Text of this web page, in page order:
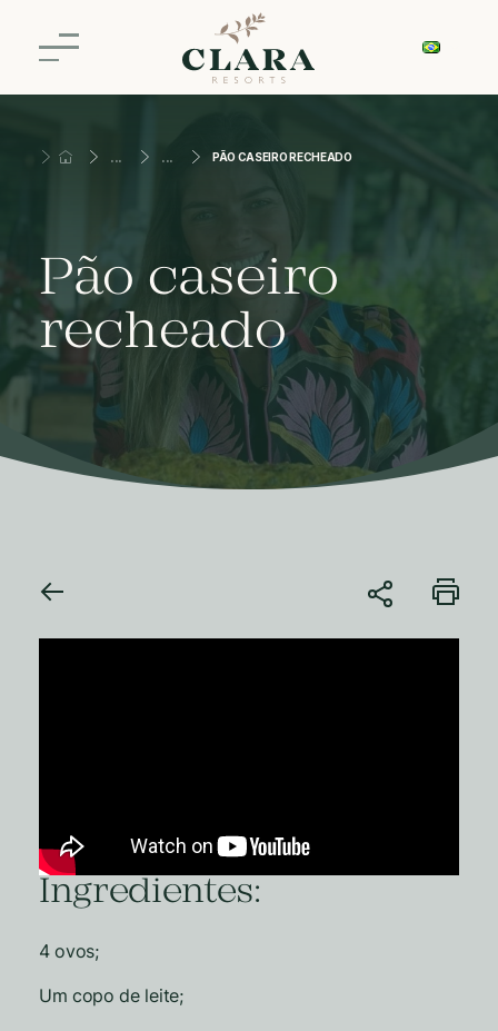
PÃO CASEIRO RECHEADO
Pão caseiro
recheado
Ingredientes:
4 ovos;
Um copo de leite;